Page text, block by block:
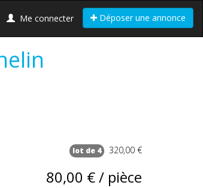
Me connecter Déposer une annonce
lot de 4 320,00 €
80,00 € / pièce